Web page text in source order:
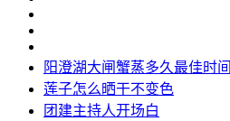
阳澄湖大闸蟹蒸多久最佳时间
莲子怎么晒干不变色
团建主持人开场白